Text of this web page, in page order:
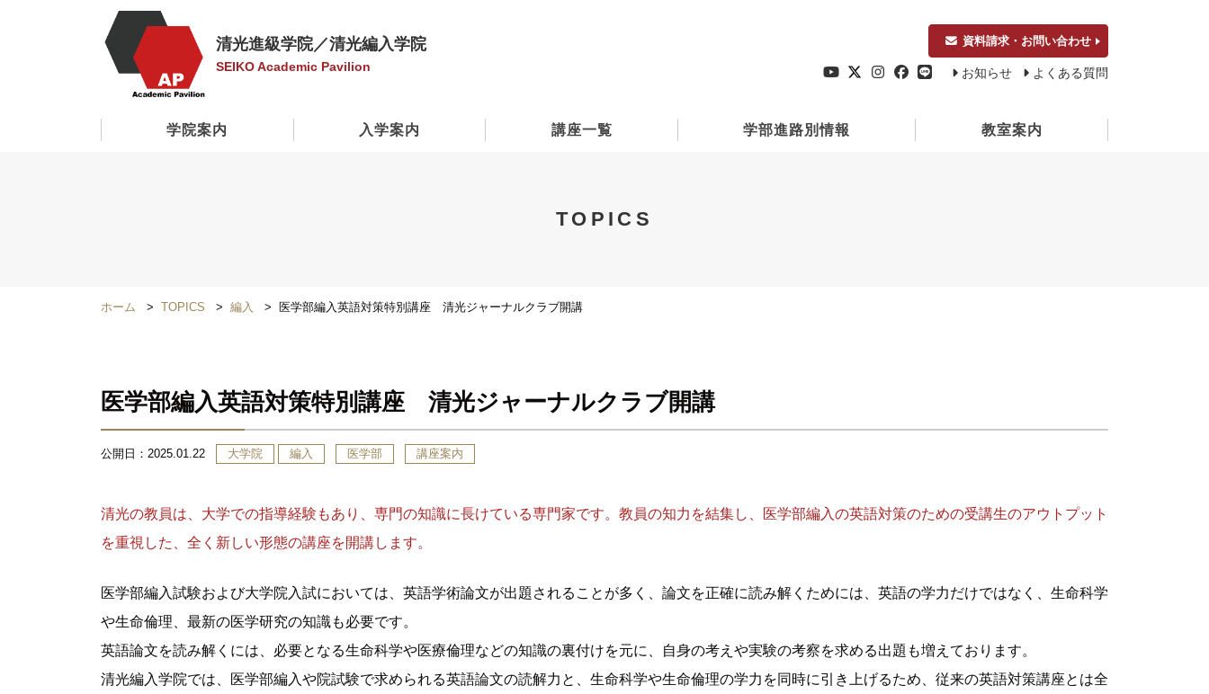
清光進級学院／清光編入学院
SEIKO Academic Pavilion
資料請求・お問い合わせ
お知らせ よくある質問
学院案内 入学案内 講座一覧 学部進路別情報 教室案内
TOPICS
ホーム TOPICS 編入 医学部編入英語対策特別講座 清光ジャーナルクラブ開講
医学部編入英語対策特別講座 清光ジャーナルクラブ開講
公開日： 2025.01.22 大学院 編入 医学部 講座案内
清光の教員は、大学での指導経験もあり、専門の知識に長けている専門家です。教員の知力を結集し、医学部編入の英語対策のための受講生のアウトプット
を重視した、全く新しい形態の講座を開講します。
医学部編入試験および大学院入試においては、英語学術論文が出題されることが多く、論文を正確に読み解くためには、英語の学力だけではなく、生命科学
や生命倫理、最新の医学研究の知識も必要です。
英語論文を読み解くには、必要となる生命科学や医療倫理などの知識の裏付けを元に、自身の考えや実験の考察を求める出題も増えております。
清光編入学院では、医学部編入や院試験で求められる英語論文の読解力と、生命科学や生命倫理の学力を同時に引き上げるため、従来の英語対策講座とは全